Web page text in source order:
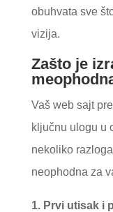
obuhvata sve
vizija.
Zašto je
Vaš web sajt
ključnu ulogu u
nekoliko
neophodna za
1. Prvi utisak i